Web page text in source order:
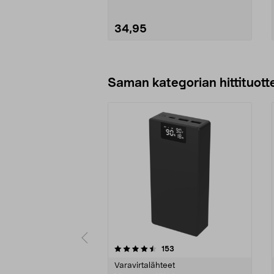
34,95
Saman kategorian
153
Varavirtalähteet
4.5 viidestä